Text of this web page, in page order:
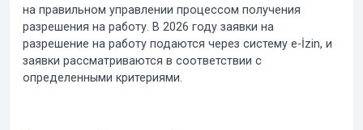
на правильном управлении процессом получения
разрешения на работу. В 2026 году заявки на
разрешение на работу подаются через систему e-İzin, и
заявки рассматриваются в соответствии с
определенными критериями.